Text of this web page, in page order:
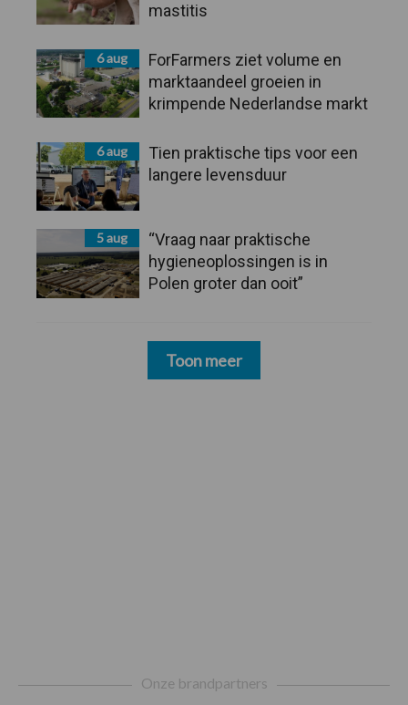
mastitis
6 aug
ForFarmers ziet volume en
marktaandeel groeien in
krimpende Nederlandse markt
6 aug
Tien praktische tips voor een
langere levensduur
5 aug
“Vraag naar praktische
hygieneoplossingen is in
Polen groter dan ooit”
Toon meer
Onze brandpartners